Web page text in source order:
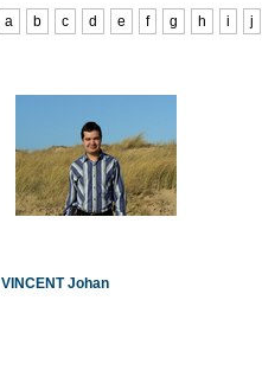
a
b c d e f g h i j
VINCENT Johan